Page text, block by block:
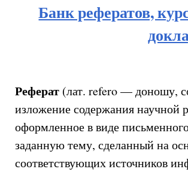
Банк рефератов,
Реферат (лат. refero — доношу,
изложение содержания научной
оформленное в виде
заданную тему, сделанный на
соответствующих источников